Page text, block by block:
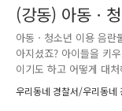
(강동) 아동ㆍ
로, 부모님 걱
아동ㆍ청소년 이용 음
아지셨죠? 아이들을 키
이기도 하고 어떻게 대
난해 청소년 유해환경
라인을 통해 음란물을
우리동네 경찰서/우리동네